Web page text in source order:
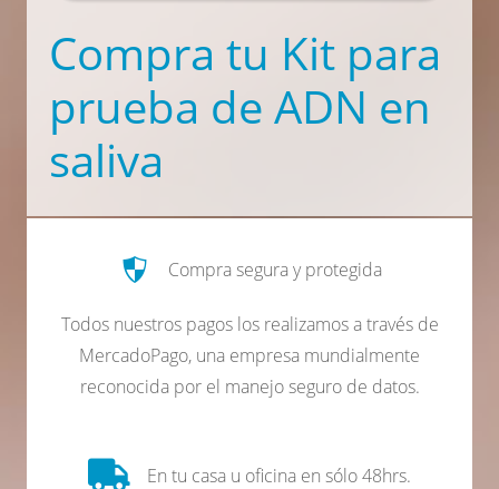
Compra tu Kit para
prueba de ADN en
saliva
Compra segura y protegida
Todos nuestros pagos los realizamos a través de
MercadoPago, una empresa mundialmente
reconocida por el manejo seguro de datos.
En tu casa u oficina en sólo 48hrs.